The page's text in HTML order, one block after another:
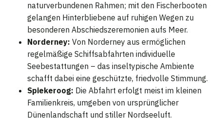
naturverbundenen Rahmen; mit den Fischerbooten
gelangen Hinterbliebene auf ruhigen Wegen zu
besonderen Abschiedszeremonien aufs Meer.
Norderney: Von Norderney aus ermöglichen
regelmäßige Schiffsabfahrten individuelle
Seebestattungen – das inseltypische Ambiente
schafft dabei eine geschützte, friedvolle Stimmung.
Spiekeroog: Die Abfahrt erfolgt meist im kleinen
Familienkreis, umgeben von ursprünglicher
Dünenlandschaft und stiller Nordseeluft.